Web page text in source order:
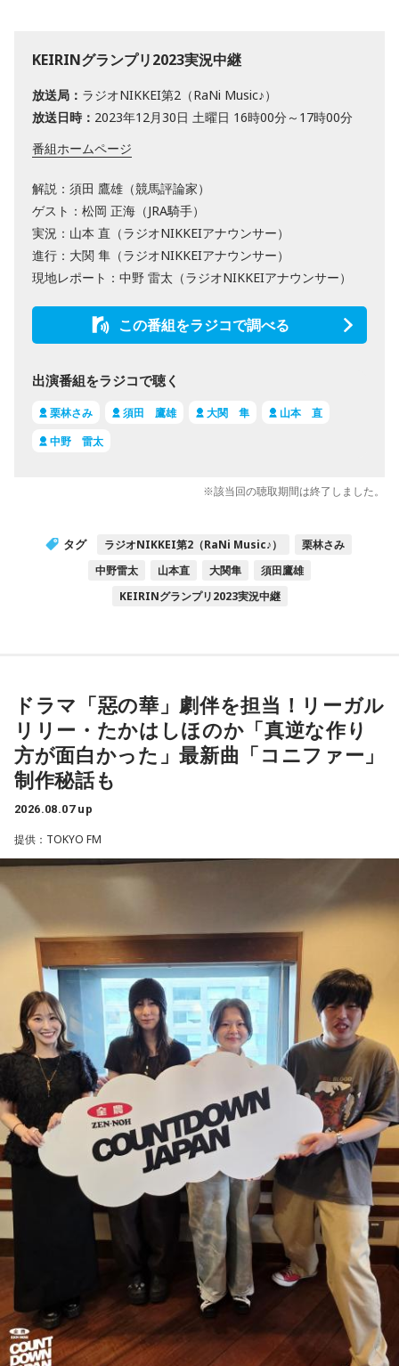
KEIRINグランプリ2023実況中継
放送局： ラジオNIKKEI第2（RaNi Music♪）
放送日時： 2023年12月30日 土曜日 16時00分～17時00分
番組ホームページ
解説：須田 鷹雄（競馬評論家）
ゲスト：松岡 正海（JRA騎手）
実況：山本 直（ラジオNIKKEIアナウンサー）
進行：大関 隼（ラジオNIKKEIアナウンサー）
現地レポート：中野 雷太（ラジオNIKKEIアナウンサー）
この番組をラジコで調べる
出演番組をラジコで聴く
栗林さみ 須田 鷹雄 大関 隼
山本 直
中野 雷太
※該当回の聴取期間は終了しました。
タグ ラジオNIKKEI第2（RaNi Music♪）
栗林さみ
中野雷太
山本直 大関隼
須田鷹雄
KEIRINグランプリ2023実況中継
ドラマ「惡の華」劇伴を担当！リーガル
リリー・たかはしほのか「真逆な作り
方が面白かった」最新曲「コニファー」
制作秘話も
2026.08.07 up
提供：TOKYO FM